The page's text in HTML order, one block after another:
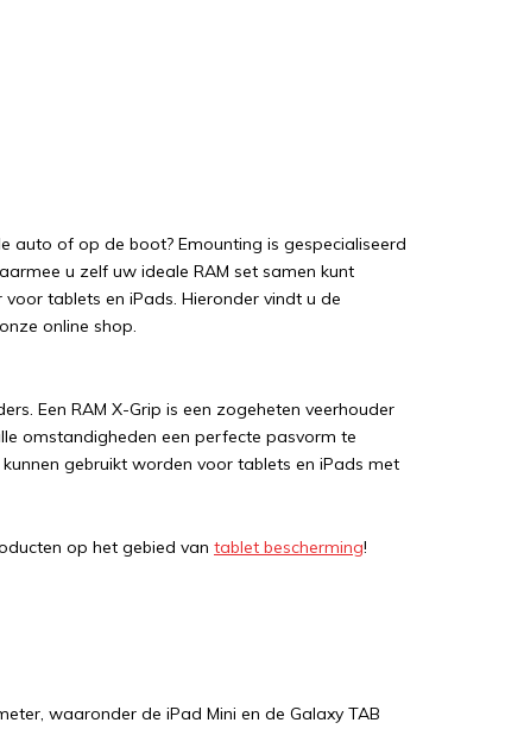
auto of op de boot? Emounting is gespecialiseerd
u zelf uw ideale RAM set samen kunt
tablets en iPads. Hieronder vindt u de
online shop.
Een RAM X-Grip is een zogeheten veerhouder
omstandigheden een perfecte pasvorm te
gebruikt worden voor tablets en iPads met
op het gebied van tablet bescherming!
waaronder de iPad Mini en de Galaxy TAB